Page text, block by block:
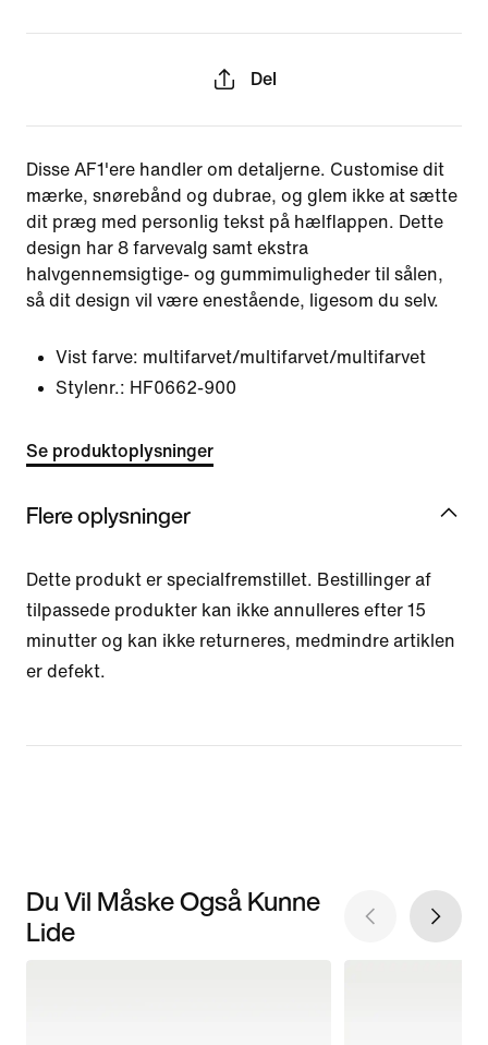
Del
Disse AF1'ere handler om detaljerne. Customise dit
mærke, snørebånd og dubrae, og glem ikke at sætte
dit præg med personlig tekst på hælflappen. Dette
design har 8 farvevalg samt ekstra
halvgennemsigtige- og gummimuligheder til sålen,
så dit design vil være enestående, ligesom du selv.
Vist farve: multifarvet/multifarvet/multifarvet
Stylenr.: HF0662-900
Se produktoplysninger
Flere oplysninger
Dette produkt er specialfremstillet. Bestillinger af
tilpassede produkter kan ikke annulleres efter 15
minutter og kan ikke returneres, medmindre artiklen
er defekt.
Du Vil Måske Også Kunne
Lide